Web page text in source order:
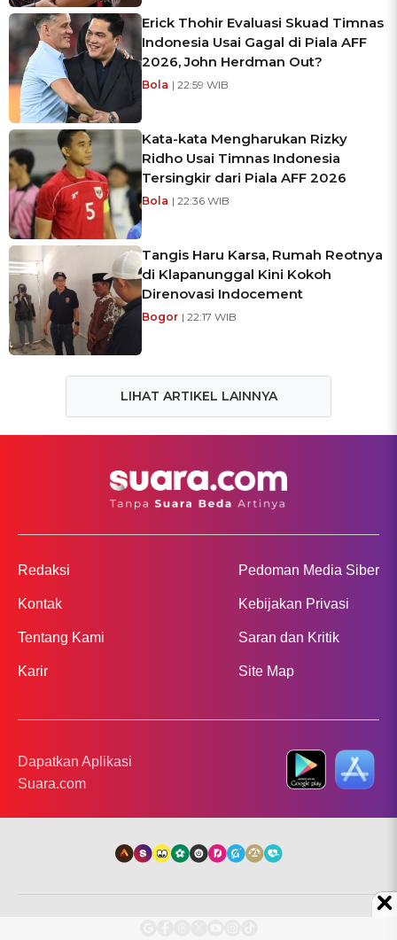
Erick Thohir Evaluasi Skuad Timnas
Indonesia Usai Gagal di Piala AFF
2026, John Herdman Out?
Bola | 22:59 WIB
Kata-kata Mengharukan Rizky
Ridho Usai Timnas Indonesia
Tersingkir dari Piala AFF 2026
Bola | 22:36 WIB
Tangis Haru Karsa, Rumah Reotnya
di Klapanunggal Kini Kokoh
Direnovasi Indocement
Bogor | 22:17 WIB
LIHAT ARTIKEL LAINNYA
Redaksi
Kontak
Tentang Kami
Karir
Pedoman Media Siber
Kebijakan Privasi
Saran dan Kritik
Site Map
Dapatkan Aplikasi
Suara.com